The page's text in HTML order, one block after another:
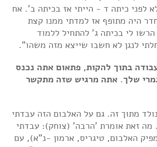
לפני כיתה ד - הייתי אז בכיתה ב'. אח
היה מתופף אז למדתי ממנו קצת
הרשו לי בכיתה ג' להתחיל ללמוד
לנגן לא חשבו שייצא מזה משהו".
בתוך להקות, פתאום אתה נכנס
שלך. אתה מרגיש שזה מתקשר
מתוך זה. גם על האלבום הזה עבדתי
מה זאת אומרת 'הרבה' (צוחק): עבדתי
האלבום, טיגריס, ארמון -נ"א), עם